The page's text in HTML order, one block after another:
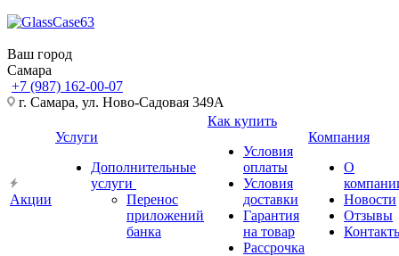
Ваш город
Самара
+7 (987) 162-00-07
г. Самара, ул. Ново-Садовая 349А
Акции
Услуги
Дополнительные
услуги
Перенос
приложений
банка
Как купить
Условия
оплаты
Условия
доставки
Гарантия
на товар
Рассрочка
Компания
О
Новости
Отзывы